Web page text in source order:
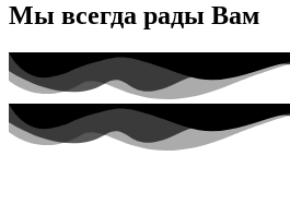
Мы всегда рады Вам